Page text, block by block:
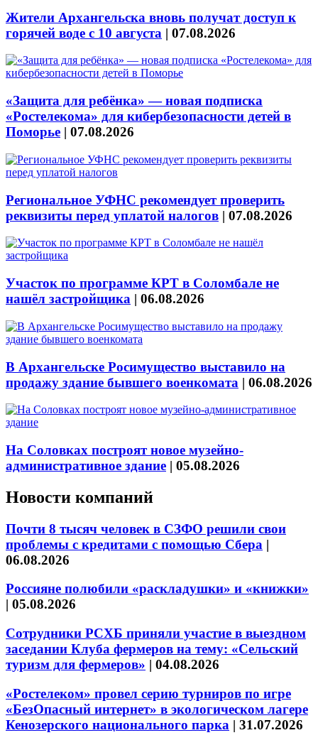
Жители Архангельска вновь получат доступ к
горячей воде с 10 августа | 07.08.2026
«Защита для ребёнка» — новая подписка
«Ростелекома» для кибербезопасности детей в
Поморье | 07.08.2026
Региональное УФНС рекомендует проверить
реквизиты перед уплатой налогов | 07.08.2026
Участок по программе КРТ в Соломбале не
нашёл застройщика | 06.08.2026
В Архангельске Росимущество выставило на
продажу здание бывшего военкомата | 06.08.2026
На Соловках построят новое музейно-
административное здание | 05.08.2026
Новости компаний
Почти 8 тысяч человек в СЗФО решили свои
проблемы с кредитами с помощью Сбера |
06.08.2026
Россияне полюбили «раскладушки» и «книжки»
| 05.08.2026
Сотрудники РСХБ приняли участие в выездном
заседании Клуба фермеров на тему: «Сельский
туризм для фермеров» | 04.08.2026
«Ростелеком» провел серию турниров по игре
«БезОпасный интернет» в экологическом лагере
Кенозерского национального парка | 31.07.2026